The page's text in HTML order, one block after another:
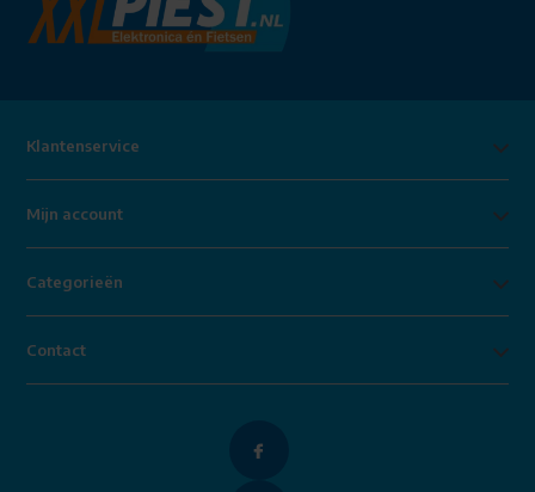
Klantenservice
Mijn account
Categorieën
Contact